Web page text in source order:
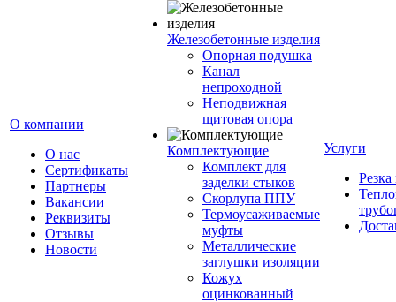
О компании
О нас
Сертификаты
Партнеры
Вакансии
Реквизиты
Отзывы
Новости
Железобетонные изделия
Опорная подушка
Канал
непроходной
Неподвижная
щитовая опора
Комплектующие
Комплект для
заделки стыков
Скорлупа ППУ
Термоусаживаемые
муфты
Металлические
заглушки изоляции
Кожух
оцинкованный
Услуги
Резка